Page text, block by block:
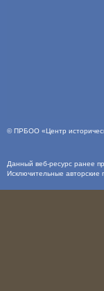
©ПРБОО «Центр
Данный веб-ресурс ранее
Исключительные